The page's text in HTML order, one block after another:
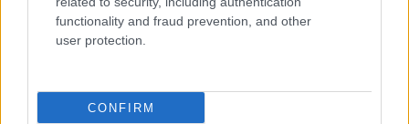
functionality and fraud prevention, and other
user protection.
CONFIRM